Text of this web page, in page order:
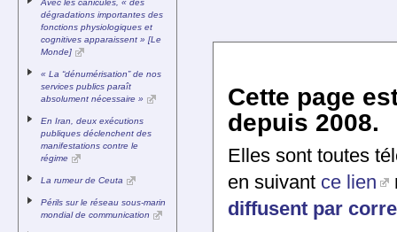
Cette page
depuis 2008.
Elles sont toutes
en suivant ce lien
diffusent par
Avec les canicules, « des
dégradations importantes des
fonctions physiologiques et
cognitives apparaissent » [Le
Monde]
« La “dénumérisation” de nos
services publics paraît
absolument nécessaire »
En Iran, deux exécutions
publiques déclenchent des
manifestations contre le
régime
La rumeur de Ceuta
Périls sur le réseau sous-marin
mondial de communication